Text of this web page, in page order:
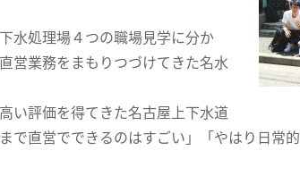
水処理場４つの職場見学に分か
営業務をまもりつづけてきた名水
い評価を得てきた名古屋上下水道
で直営でできるのはすごい」「やはり日常